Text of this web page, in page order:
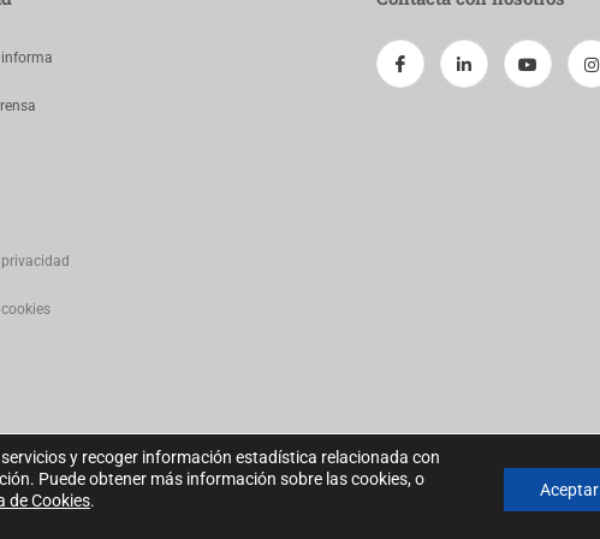
informa
Todos los derechos reservados
y recoger información estadística relacionada con
Puede obtener más información sobre las cookies, o
de Cookies.
Aceptar